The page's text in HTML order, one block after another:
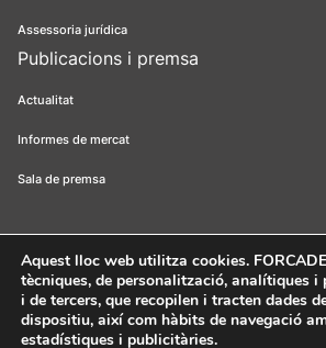
Assessoria jurídica
Publicacions i premsa
Actualitat
Informes de mercat
Sala de premsa
Forcadell 2026 Avís legal Política de privacitat
Canal ètic
FORCADELL-AICAT 163 - Pl.
Aquest lloc web utilitza cookies.
tècniques, de personalització, analítiques i
i de tercers, que recopilen i tracten dades
dispositiu, així com hàbits de navegació
estadístiques i publicitàries.